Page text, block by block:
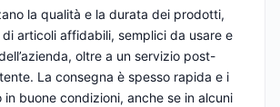
la qualità e la durata dei prodotti,
articoli affidabili, semplici da usare e
oltre a un servizio post-
La consegna è spesso rapida e i
in buone condizioni, anche se in alcuni